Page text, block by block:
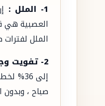
1- الملل :
العصبية هي
الملل
2- تفويت وجبة الفطور :
إلى
صباح ، وبدون